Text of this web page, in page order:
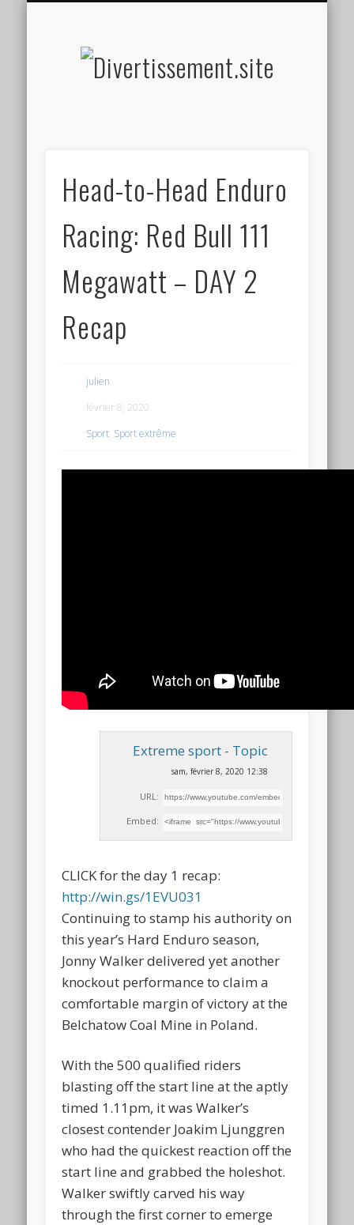
Head-to-Head Enduro
Racing: Red Bull 111
Megawatt – DAY 2
Recap
julien
février 8, 2020
Sport, Sport extrême
Extreme sport - Topic
sam, février 8, 2020 12:38
URL:
Embed:
CLICK for the day 1 recap:
http://win.gs/1EVU031
Continuing to stamp his authority on
this year’s Hard Enduro season,
Jonny Walker delivered yet another
knockout performance to claim a
comfortable margin of victory at the
Belchatow Coal Mine in Poland.
With the 500 qualified riders
blasting off the start line at the aptly
timed 1.11pm, it was Walker’s
closest contender Joakim Ljunggren
who had the quickest reaction off the
start line and grabbed the holeshot.
Walker swiftly carved his way
through the first corner to emerge